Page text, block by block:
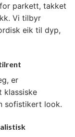
parkett, takket
Vi tilbyr
eik til dyp,
er
klassiske
sofistikert look.